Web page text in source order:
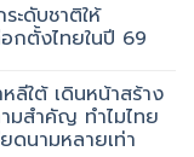
ะดับชาติให้
ตั้งไทยในปี 69
ลีใต้ เดินหน้าสร้าง
มสำคัญ ทำไมไทย
ดนามหลายเท่า